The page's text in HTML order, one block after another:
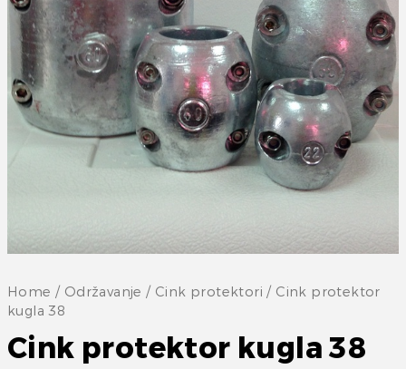
Home / Održavanje / Cink protektori / Cink protektor
kugla 38
Cink protektor kugla 38